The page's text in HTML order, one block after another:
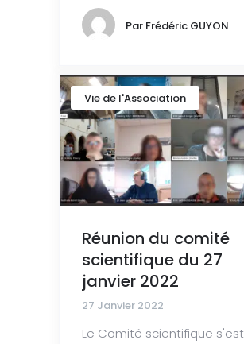
Par Frédéric GUYON
Vie de l'Association
Réunion du comité
scientifique du 27
janvier 2022
27 Janvier 2022
Le Comité scientifique s'est